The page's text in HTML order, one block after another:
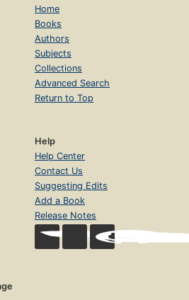
Home
Books
Authors
Subjects
Collections
Advanced Search
Return to Top
Help
Help Center
Contact Us
Suggesting Edits
Add a Book
Release Notes